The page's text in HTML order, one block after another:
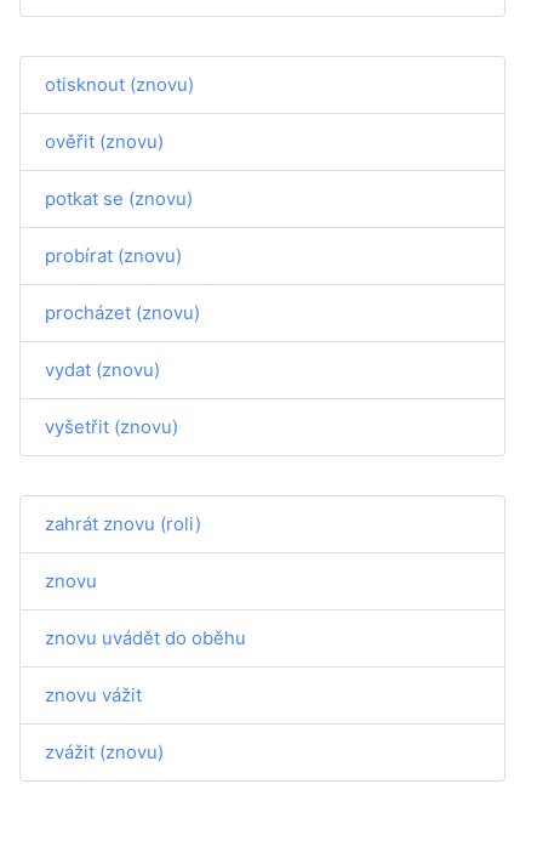
otisknout (znovu)
ověřit (znovu)
potkat se (znovu)
probírat (znovu)
procházet (znovu)
vydat (znovu)
vyšetřit (znovu)
zahrát znovu (roli)
znovu
znovu uvádět do oběhu
znovu vážit
zvážit (znovu)